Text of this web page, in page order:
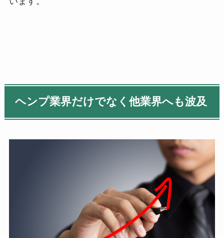
ヘンプ業界だけでなく他業界へも波及